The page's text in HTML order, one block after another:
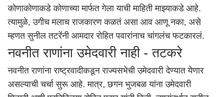
कोणाकोणाकडे कोणाच्या मार्फत गेला याची माहिती माझ्याकडे आहे.
त्यामुळे, उगीच मलाच राजकारण कळतं असा आव आणू नका, असे
म्हणत सुनील तटरेंनी आमदार रोहित पवारांनाच चांगलंच फटकारलं.
नवनीत राणांना उमेदवारी नाही - तटकरे
नवनीत राणांना राष्ट्रवादीकडून राज्यसभेची उमेदवारी देण्यात येणार
असल्याची चर्चा सुरू आहे. मात्र, छगन भुजबळ यांना उमेदवारी